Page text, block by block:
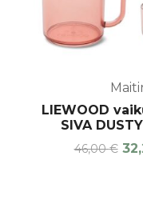
LIEWOOD
SIVA
46,00€